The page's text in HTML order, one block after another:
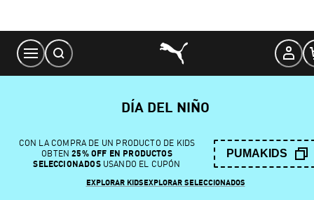
Content
DÍA DEL NIÑO
CON LA COMPRA DE UN PRODUCTO DE KIDS
OBTEN 25% OFF EN PRODUCTOS
SELECCIONADOSUSANDO EL CUPÓN
PUMAKIDS
EXPLORAR KIDSEXPLORAR SELECCIONADOS